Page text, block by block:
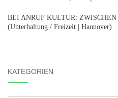
BEI ANRUF KULTUR:
(Unterhaltung / Freizeit | Hannover)
KATEGORIEN